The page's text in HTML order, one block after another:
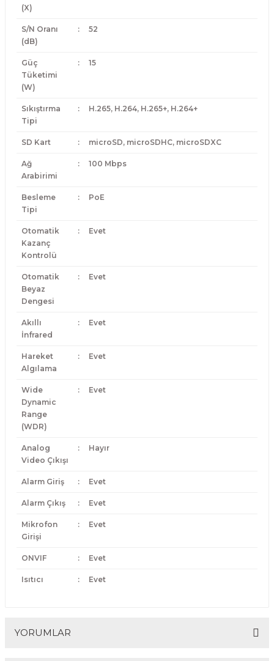
(X)
S/N Oranı
(dB)
: 52
Güç
Tüketimi
(W)
: 15
Sıkıştırma
Tipi
: H.265, H.264, H.265+, H.264+
SD Kart : microSD, microSDHC, microSDXC
Ağ
Arabirimi
: 100 Mbps
Besleme
Tipi
: PoE
Otomatik
Kazanç
Kontrolü
: Evet
Otomatik
Beyaz
Dengesi
: Evet
Akıllı
İnfrared
: Evet
Hareket
Algılama
: Evet
Wide
Dynamic
Range
(WDR)
: Evet
Analog
Video Çıkışı
: Hayır
Alarm Giriş : Evet
Alarm Çıkış : Evet
Mikrofon
Girişi
: Evet
ONVIF : Evet
Isıtıcı : Evet
YORUMLAR